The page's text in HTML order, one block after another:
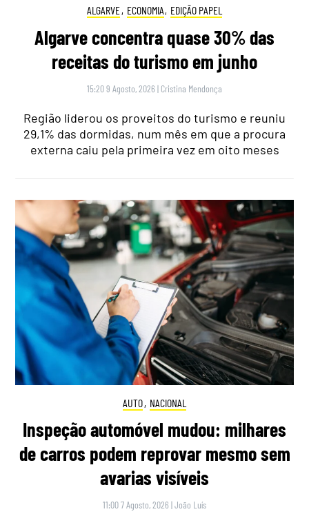
ALGARVE, ECONOMIA, EDIÇÃO PAPEL
Algarve concentra quase 30% das
receitas do turismo em junho
15:20 9 Agosto, 2026 | Cristina Mendonça
Região liderou os proveitos do turismo e reuniu
29,1% das dormidas, num mês em que a procura
externa caiu pela primeira vez em oito meses
AUTO, NACIONAL
Inspeção automóvel mudou: milhares
de carros podem reprovar mesmo sem
avarias visíveis
11:00 7 Agosto, 2026 |João Luís